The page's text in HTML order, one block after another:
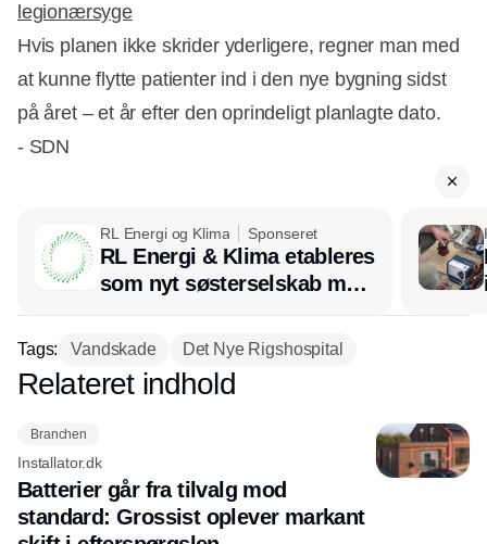
legionærsyge
Hvis planen ikke skrider yderligere, regner man med
at kunne flytte patienter ind i den nye bygning sidst
på året – et år efter den oprindeligt planlagte dato.
- SDN
RL Energi og Klima Sponseret
RL Energi & Klima etableres
som nyt søsterselskab med
afsæt i RL Ventilation
Tags: Vandskade Det Nye Rigshospital
Annonce
Relateret indhold
Branchen
Installator.dk
Batterier går fra tilvalg mod
standard: Grossist oplever markant